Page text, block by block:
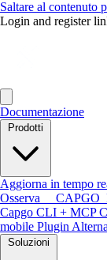
Saltare al contenuto
Login and register
Documentazione
Prodotti
Aggiorna in tempo
Osserva
Capgo CLI + MCP
mobile Plugin
Soluzioni